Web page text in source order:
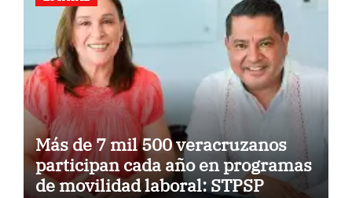
Más de 7 mil 500 veracruzanos
participan cada año en programas
de movilidad laboral: STPSP